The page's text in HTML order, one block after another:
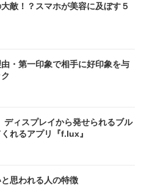
敵！？スマホが美容に及ぼす５
・第一印象で相手に好印象を与
ディスプレイから発せられるブル
れるアプリ『f.lux』
思われる人の特徴